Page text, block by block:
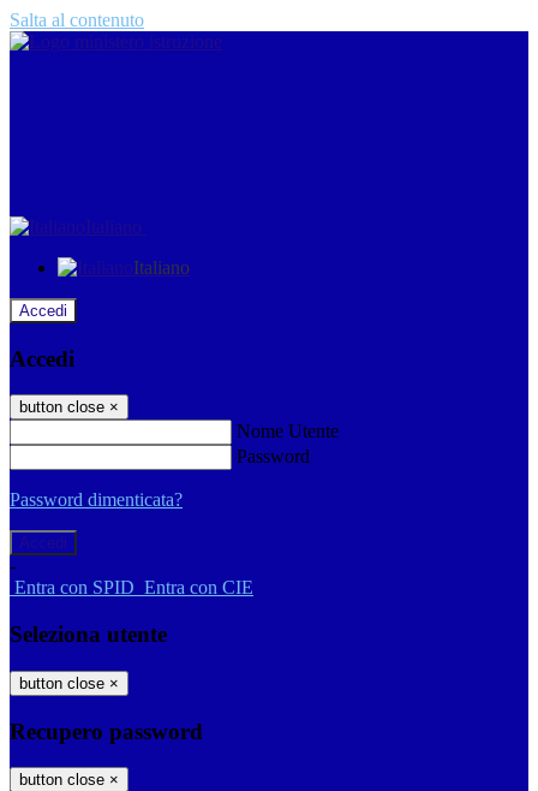
Salta al contenuto
Italiano
Italiano
Accedi
Accedi
button close ×
Nome Utente
Password
Password dimenticata?
-
Entra con SPID Entra con CIE
Seleziona utente
button close ×
Recupero password
button close ×